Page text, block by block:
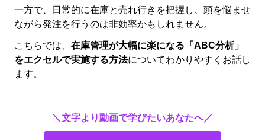
一方で、日常的に在庫と売れ行きを把握し、頭を悩ませ
ながら発注を行うのは非効率かもしれません。
こちらでは、 在庫管理が大幅に楽になる「ABC分析」
をエクセルで実施する方法についてわかりやすくお話し
ます。
＼文字より動画で学びたいあなたへ／